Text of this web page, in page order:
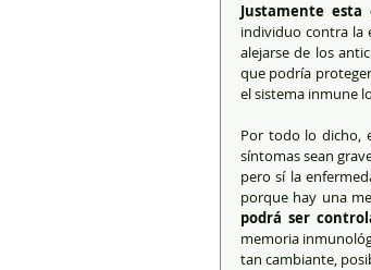
Justamente
individuo contra la
alejarse de los
que podría
el sistema inmune
Por todo lo dicho,
síntomas sean
pero sí la
porque hay una
podrá ser
memoria
tan cambiante,